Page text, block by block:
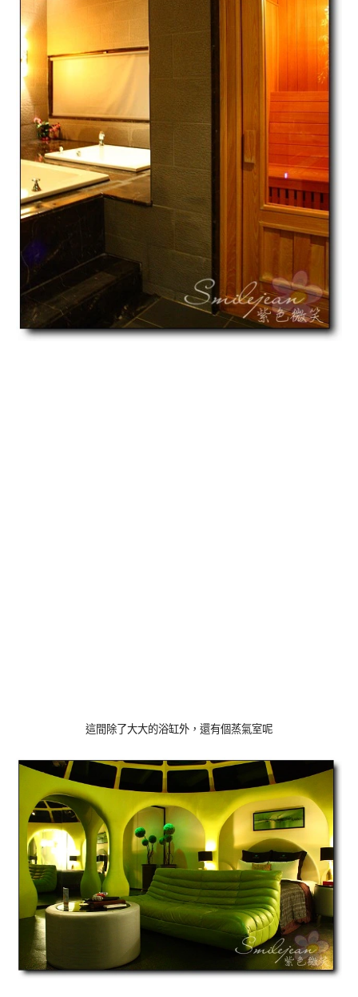
這間除了大大的浴缸外，還有個蒸氣室呢